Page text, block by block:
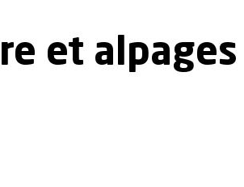
et alpages